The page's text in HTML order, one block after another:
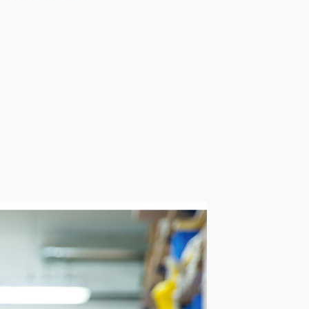
mientras aseguraba
Su objetivo era
que les permitiera